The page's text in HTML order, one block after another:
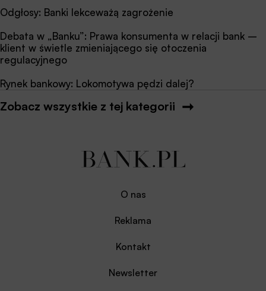
Odgłosy: Banki lekceważą zagrożenie
Debata w „Banku”: Prawa konsumenta w relacji bank –
klient w świetle zmieniającego się otoczenia
regulacyjnego
Rynek bankowy: Lokomotywa pędzi dalej?
Zobacz wszystkie z tej kategorii
O nas
Reklama
Kontakt
Newsletter